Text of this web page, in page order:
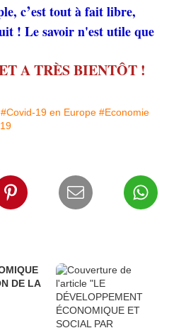
c’est tout à fait libre,
! Le savoir n'est utile que
A TRÈS BIENTÔT !
#Covid-19 en Europe #Economie
DE LA